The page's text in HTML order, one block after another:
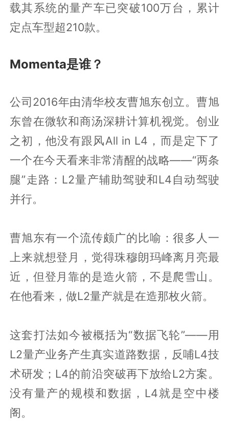
载其系统的量产车已突破100万台，累计
定点车型超210款。
Momenta是谁？
公司2016年由清华校友曹旭东创立。曹旭
东曾在微软和商汤深耕计算机视觉。创业
之初，他没有跟风All in L4，而是定下了
一个在今天看来非常清醒的战略——“两条
腿”走路：L2量产辅助驾驶和L4自动驾驶
并行。
曹旭东有一个流传颇广的比喻：很多人一
上来就想登月，觉得珠穆朗玛峰离月亮最
近，但登月靠的是造火箭，不是爬雪山。
在他看来，做L2量产就是在造那枚火箭。
这套打法如今被概括为“数据飞轮”——用
L2量产业务产生真实道路数据，反哺L4技
术研发；L4的前沿突破再下放给L2方案。
没有量产的规模和数据，L4就是空中楼
阁。